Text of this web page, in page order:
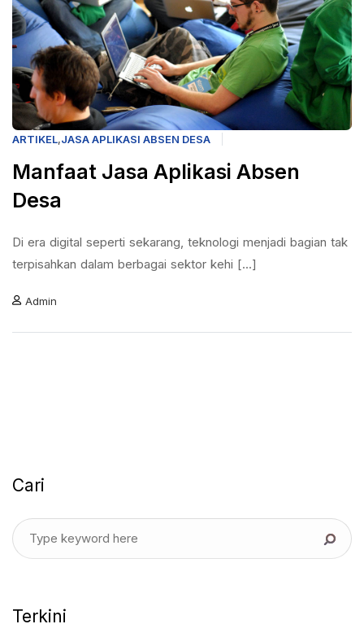
ARTIKEL,JASA APLIKASI ABSEN DESA
Manfaat Jasa Aplikasi Absen
Desa
Di era digital seperti sekarang, teknologi menjadi bagian tak
terpisahkan dalam berbagai sektor kehi [...]
Admin
Cari
Terkini